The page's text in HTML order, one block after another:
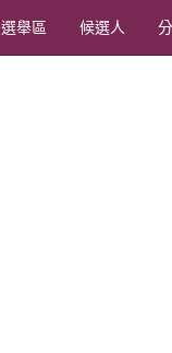
選舉區 候選人